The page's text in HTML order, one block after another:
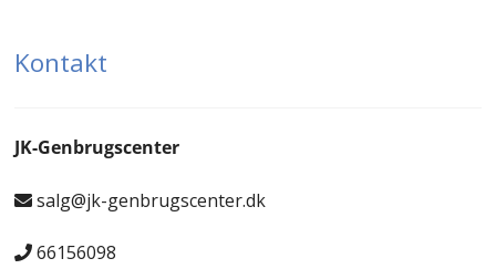
Kontakt
JK-Genbrugscenter
salg@jk-genbrugscenter.dk
66156098